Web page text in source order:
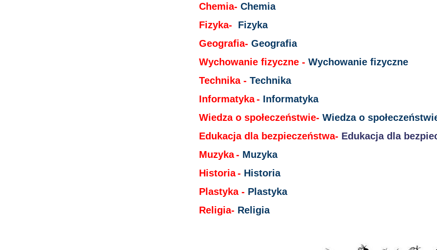
Chemia- Chemia
Fizyka- Fizyka
Geografia- Geografia
Wychowanie fizyczne - Wychowanie fizyczne
Technika - Technika
Informatyka- Informatyka
Wiedza o społeczeństwie- Wiedza o
Edukacja dla bezpieczeństwa- Edukacja dla
Muzyka- Muzyka
Historia- Historia
Plastyka - Plastyka
Religia- Religia